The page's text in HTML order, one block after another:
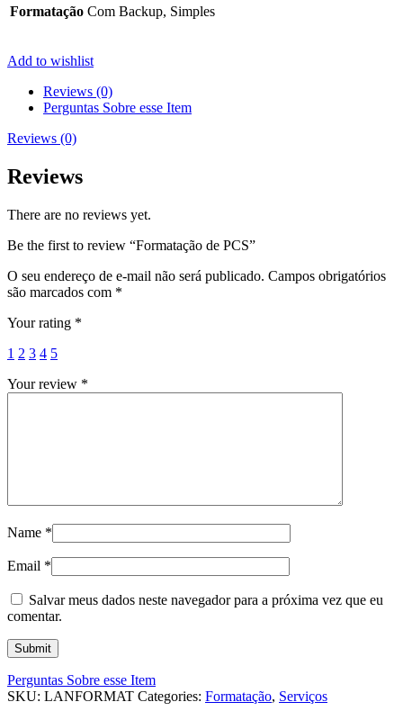
Formatação Com Backup, Simples
Add to wishlist
Reviews (0)
Perguntas Sobre esse Item
Reviews (0)
Reviews
There are no reviews yet.
Be the first to review “Formatação de PCS”
O seu endereço de e-mail não será publicado. Campos obrigatórios
são marcados com *
Your rating *
1 2 3 4 5
Your review *
Name *
Email *
Salvar meus dados neste navegador para a próxima vez que eu
comentar.
Perguntas Sobre esse Item
SKU: LANFORMAT Categories: Formatação, Serviços